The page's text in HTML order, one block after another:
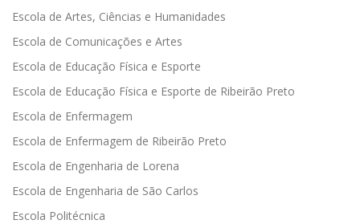
Escola de Artes, Ciências e Humanidades
Escola de Comunicações e Artes
Escola de Educação Física e Esporte
Escola de Educação Física e Esporte de Ribeirão Preto
Escola de Enfermagem
Escola de Enfermagem de Ribeirão Preto
Escola de Engenharia de Lorena
Escola de Engenharia de São Carlos
Escola Politécnica